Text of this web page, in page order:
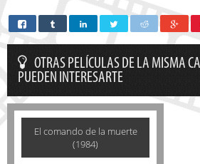
OTRAS PELÍCULAS DE LA MISMA
PUEDEN INTERESARTE
El comando de la muerte
(1984)